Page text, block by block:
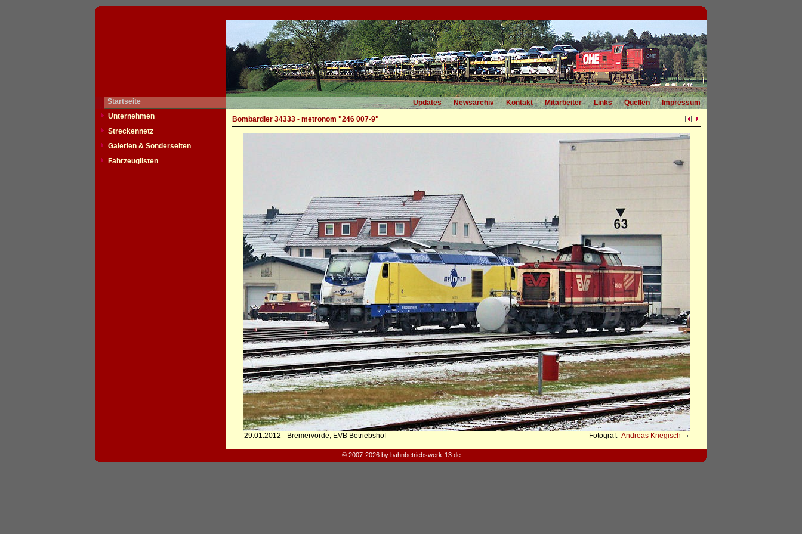
Startseite Updates Newsarchiv Kontakt Mitarbeiter Links Quellen
Impressum
Unternehmen
Streckennetz
Galerien & Sonderseiten
Fahrzeuglisten
Bombardier 34333 - metronom "246 007-9"
29.01.2012 - Bremervörde, EVB Betriebshof Fotograf: Andreas Kriegisch
© 2007-2026 by bahnbetriebswerk-13.de